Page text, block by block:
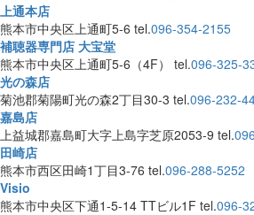
上通本店
熊本市中央区上通町5-6 tel.096-354-2155
補聴器専門店 大宝堂
熊本市中央区上通町5-6（4F） tel.096-325-
光の森店
菊池郡菊陽町光の森2丁目30-3 tel.096-232-
嘉島店
上益城郡嘉島町大字上島字芝原2053-9 tel.
田崎店
熊本市西区田崎1丁目3-76 tel.096-288-5252
Visio
熊本市中央区下通1-5-14 TTビル1F tel.096-